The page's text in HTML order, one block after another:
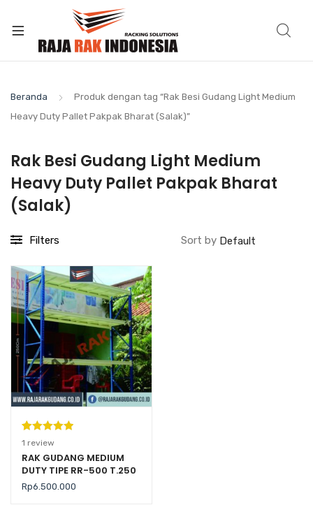
Beranda
Produk dengan tag “Rak Besi Gudang Light Medium
Heavy Duty Pallet Pakpak Bharat (Salak)”
Rak Besi Gudang Light Medium
Heavy Duty Pallet Pakpak Bharat
(Salak)
Filters Sort by
Peringkat
5.00dari 5
berdasarka
n
1
penilaian
1 review
RAK GUDANG MEDIUM
DUTY TIPE RR-500 T.250
(Kekuatan 500 Kg per
Level)
Rp6.500.000